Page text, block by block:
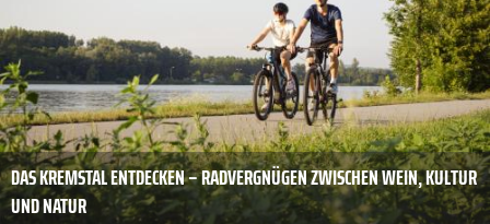
DAS KREMSTAL ENTDECKEN – RADVERGNÜGEN ZWISCHEN WEIN, KULTUR
UND NATUR